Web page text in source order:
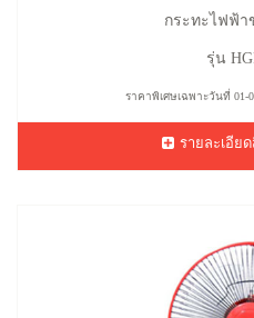
กระทะไฟฟ้า
รุ่น
ราคาพิเศษเฉพาะวันที่ 01-
รายละเอีย